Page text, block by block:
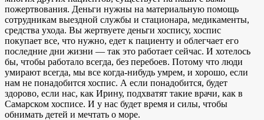
пожертвования. Деньги нужны на материальную помощь
сотрудникам выездной службы и стационара, медикаменты,
средства ухода. Вы жертвуете деньги хоспису, хоспис
покупает все, что нужно, едет к пациенту и облегчает его
последние дни жизни — так это работает сейчас. И хотелось
бы, чтобы работало всегда, без перебоев. Потому что люди
умирают всегда, мы все когда-нибудь умрем, и хорошо, если
нам не понадобится хоспис. А если понадобится, будет
здорово, если нас, как Ирину, подхватят такие врачи, как в
Самарском хосписе. И у нас будет время и силы, чтобы
обнимать детей и мечтать о море.